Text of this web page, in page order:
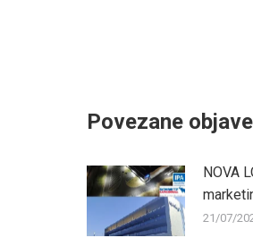
Povezane objave
NOVA
21/07/